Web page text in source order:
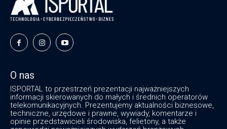
O nas
ISPORTAL to przestrzeń prezentacji najważniejszych
informacji skierowanych do małych i średnich operatorów
telekomunikacyjnych. Prezentujemy aktualności biznesowe,
techniczne, urzędowe i prawne, wywiady, komentarze i
opinie przedstawicieli środowiska, felietony, a także